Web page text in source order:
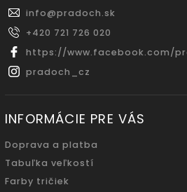
info@pradoch.sk
+420 721 726 020
https://www.facebook.com/
pradoch_cz
INFORMÁCIE PRE VÁS
Doprava a platba
Tabuľka veľkostí
Farby tričiek